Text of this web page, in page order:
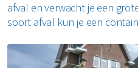
afval en verwacht je een
soort afval kun je een